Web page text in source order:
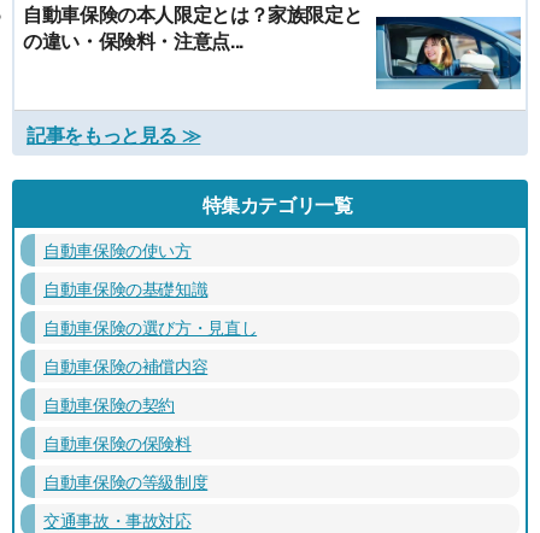
自動車保険の本人限定とは？家族限定と
の違い・保険料・注意点...
記事をもっと見る ≫
特集カテゴリ一覧
自動車保険の使い方
自動車保険の基礎知識
自動車保険の選び方・見直し
自動車保険の補償内容
自動車保険の契約
自動車保険の保険料
自動車保険の等級制度
交通事故・事故対応